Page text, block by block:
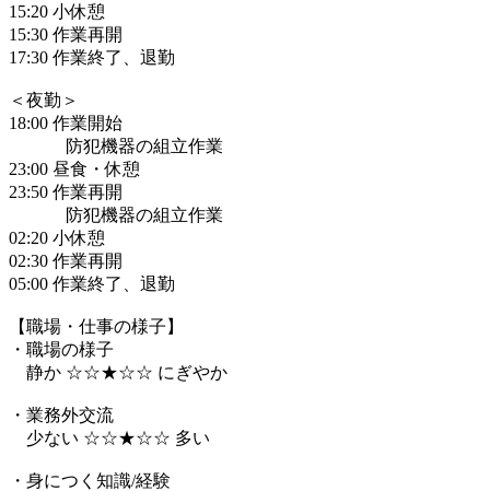
15:20 小休憩
15:30 作業再開
17:30 作業終了、退勤
＜夜勤＞
18:00 作業開始
防犯機器の組立作業
23:00 昼食・休憩
23:50 作業再開
防犯機器の組立作業
02:20 小休憩
02:30 作業再開
05:00 作業終了、退勤
【職場・仕事の様子】
・職場の様子
静か ☆☆★☆☆ にぎやか
・業務外交流
少ない ☆☆★☆☆ 多い
・身につく知識/経験